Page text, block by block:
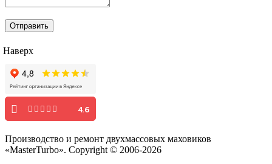
Отправить
4.6
Производство и ремонт двухмассовых маховиков
«MasterTurbo». Copyright © 2006-2026
Наверх